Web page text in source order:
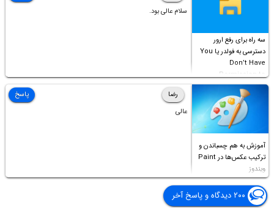
سه راه برای رفع ارور
دسترسی به فولدر یا You
Don’t Have
Permission to
Access this folder
سلام عالی بود.
آموزش به هم چسباندن و
ترکیب عکس‌ها در Paint
ویندوز
رضا
عالی
پاسخ
۲۰۰ دیدگاه و پاسخ آخر